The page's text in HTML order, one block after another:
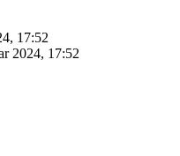
17:52
2024, 17:52